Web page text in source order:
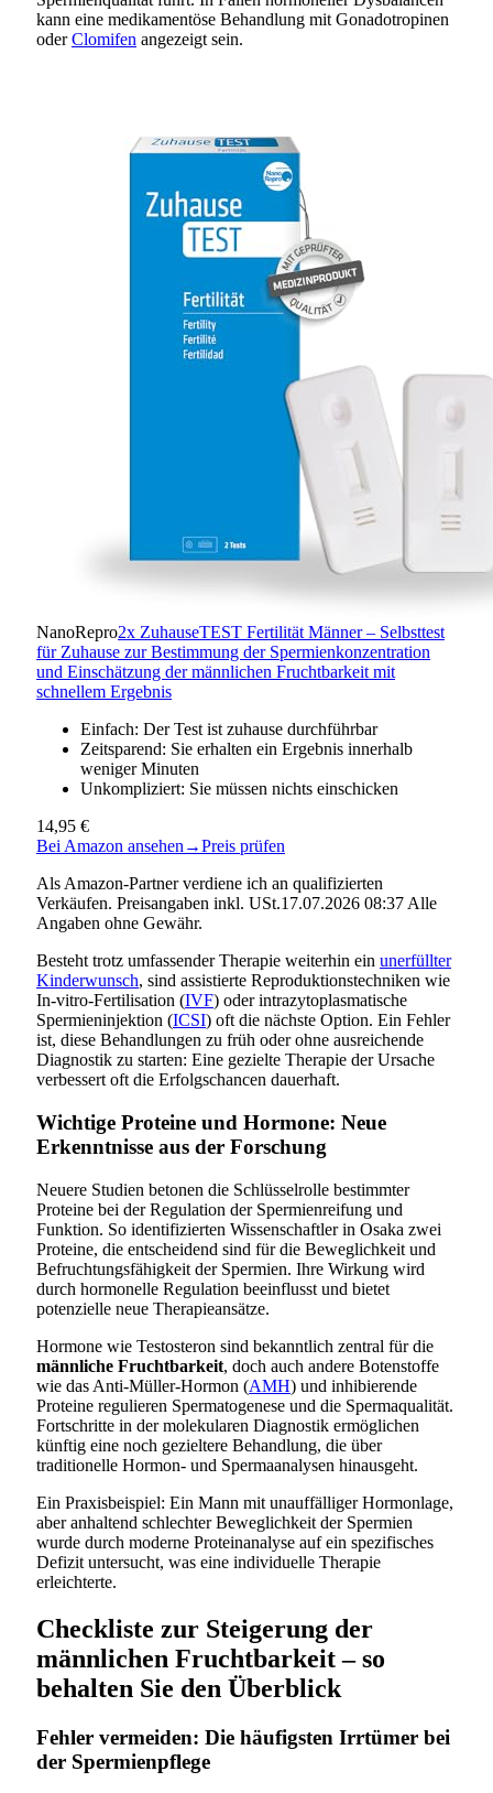
kann eine medikamentöse Behandlung mit Gonadotropinen
oderClomifen angezeigt sein.
NanoRepro2x ZuhauseTEST Fertilität Männer – Selbsttest
für Zuhause zur Bestimmung der Spermienkonzentration
und Einschätzung der männlichen Fruchtbarkeit mit
schnellem Ergebnis
Einfach: Der Test ist zuhause durchführbar
Zeitsparend: Sie erhalten ein Ergebnis innerhalb
weniger Minuten
Unkompliziert: Sie müssen nichts einschicken
14,95 €
Bei Amazon ansehen →Preis prüfen
Als Amazon-Partner verdiene ich an qualifizierten
Verkäufen. Preisangaben inkl. USt.17.07.2026 08:37 Alle
Angaben ohne Gewähr.
Besteht trotz umfassender Therapie weiterhin ein unerfüllter
Kinderwunsch, sind assistierte Reproduktionstechniken wie
In-vitro-Fertilisation (IVF) oder intrazytoplasmatische
Spermieninjektion (ICSI) oft die nächste Option. Ein Fehler
ist, diese Behandlungen zu früh oder ohne ausreichende
Diagnostik zu starten: Eine gezielte Therapie der Ursache
verbessert oft die Erfolgschancen dauerhaft.
Wichtige Proteine und Hormone: Neue
Erkenntnisse aus der Forschung
Neuere Studien betonen die Schlüsselrolle bestimmter
Proteine bei der Regulation der Spermienreifung und
Funktion. So identifizierten Wissenschaftler in Osaka zwei
Proteine, die entscheidend sind für die Beweglichkeit und
Befruchtungsfähigkeit der Spermien. Ihre Wirkung wird
durch hormonelle Regulation beeinflusst und bietet
potenzielle neue Therapieansätze.
Hormone wie Testosteron sind bekanntlich zentral für die
männliche Fruchtbarkeit, doch auch andere Botenstoffe
wie das Anti-Müller-Hormon (AMH) und inhibierende
Proteine regulieren Spermatogenese und die Spermaqualität.
Fortschritte in der molekularen Diagnostik ermöglichen
künftig eine noch gezieltere Behandlung, die über
traditionelle Hormon- und Spermaanalysen hinausgeht.
Ein Praxisbeispiel: Ein Mann mit unauffälliger Hormonlage,
aber anhaltend schlechter Beweglichkeit der Spermien
wurde durch moderne Proteinanalyse auf ein spezifisches
Defizit untersucht, was eine individuelle Therapie
erleichterte.
Checkliste zur Steigerung der
männlichen Fruchtbarkeit – so
behalten Sie den Überblick
Fehler vermeiden: Die häufigsten Irrtümer bei
der Spermienpflege